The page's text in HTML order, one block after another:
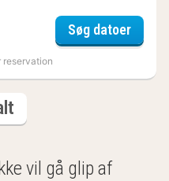
reservation
Søg datoer
resultater
vil gå glip af